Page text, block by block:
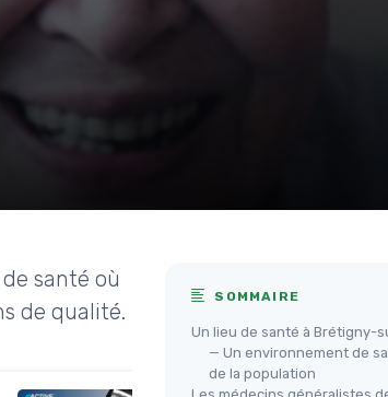
santé où
de qualité.
SOMMAIRE
Un lieu de santé à Brétigny-
— Un environnement de
de la population